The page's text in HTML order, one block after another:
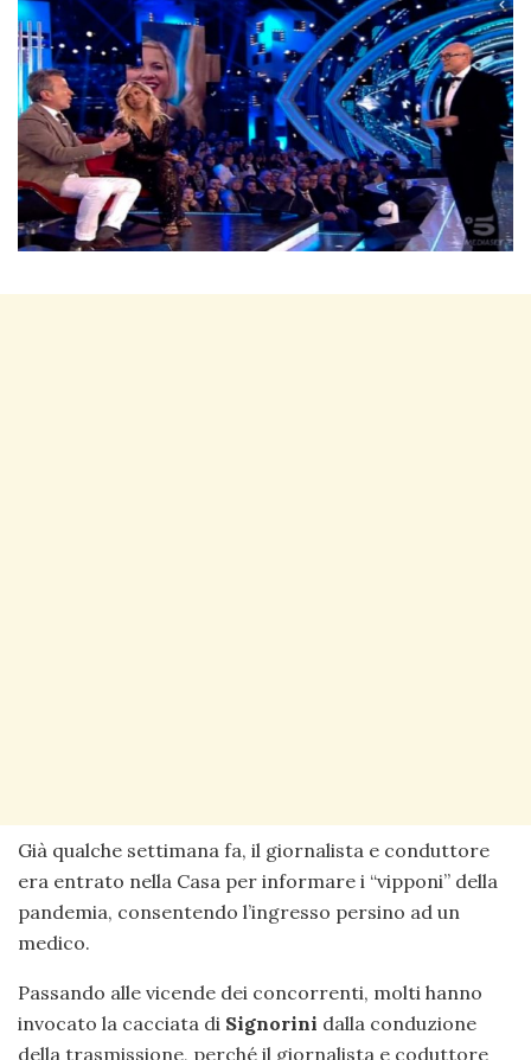
Già qualche settimana fa, il giornalista e conduttore
era entrato nella Casa per informare i “vipponi” della
pandemia, consentendo l’ingresso persino ad un
medico.
Passando alle vicende dei concorrenti, molti hanno
invocato la cacciata di Signorini dalla conduzione
della trasmissione, perché il giornalista e coduttore